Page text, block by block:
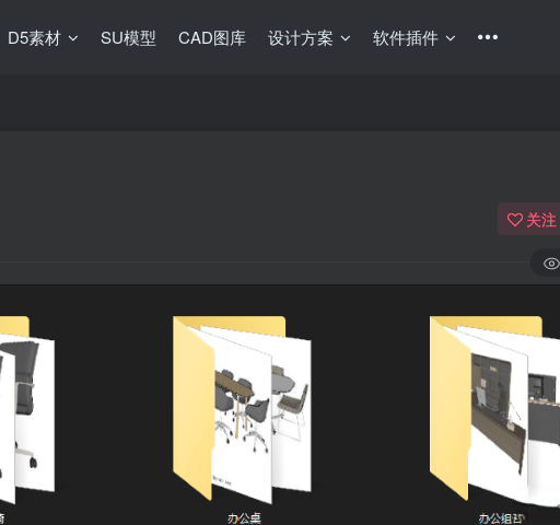
D5素材 SU模型 CAD图库 设计方案 软件插件
关注
登录
没有账号？立即注册
用户名/手机号/邮箱